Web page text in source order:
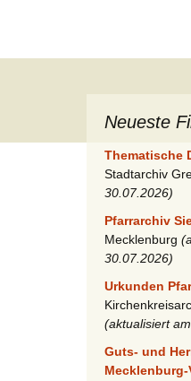
Neueste
Thematische
Stadtarchiv
30.07.2026)
Pfarrarchiv
Mecklenburg
30.07.2026)
Urkunden
(aktualisiert
Guts- und
Mecklenburg-